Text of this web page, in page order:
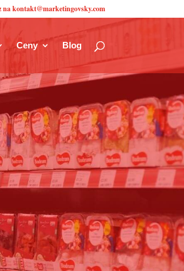
na kontakt@marketingovsky.com
Ceny Blog